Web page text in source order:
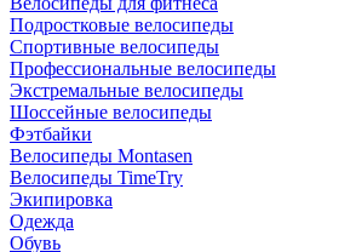
Подростковые велосипеды
Спортивные велосипеды
Профессиональные велосипеды
Экстремальные велосипеды
Шоссейные велосипеды
Фэтбайки
Велосипеды Montasen
Велосипеды TimeTry
Экипировка
Одежда
Обувь